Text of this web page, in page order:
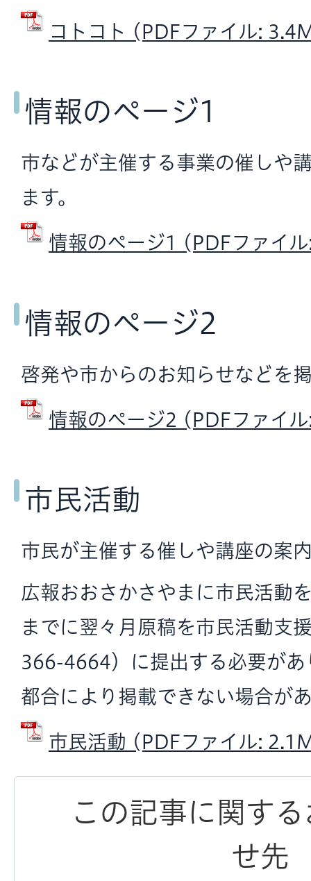
コトコト (PDFファイル:
情報のページ1
市などが主催する事業の催しや
ます。
情報のページ1 (PDFファイ
情報のページ2
啓発や市からのお知らせなどを
情報のページ2 (PDFファイ
市民活動
市民が主催する催しや講座の案
広報おおさかさやまに市民活動
までに翌々月原稿を市民活動支
366-4664）に提出する必要があ
都合により掲載できない場合が
市民活動 (PDFファイル:
この記事に関す
せ先